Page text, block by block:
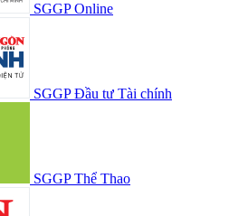
SGGP Online
SGGP Đầu tư Tài chính
SGGP Thể Thao